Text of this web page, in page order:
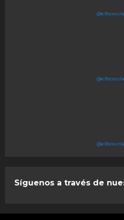
@elfocovzla
@elfocovzla
@elfocovzla
Síguenos a través de